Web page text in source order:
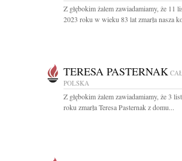
Z głębokim żalem zawiadamiamy, że 11
2023 roku w wieku 83 lat zmarła nasza
TERESA PASTERNAK
POLSKA
Z głębokim żalem zawiadamiamy, że 3
roku zmarła Teresa Pasternak z domu...